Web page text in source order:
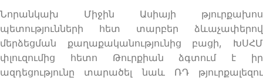
Նորանկախ Միջին Ասիայի թյուրքախոս
պետությունների հետ տարբեր ձևաչափերով
մերձեցման քաղաքականությունից բացի, ԽՍՀՄ
փլուզումից հետո Թուրքիան ձգտում է իր
ազդեցությունը տարածել նաև ՌԴ թյուրքալեզու